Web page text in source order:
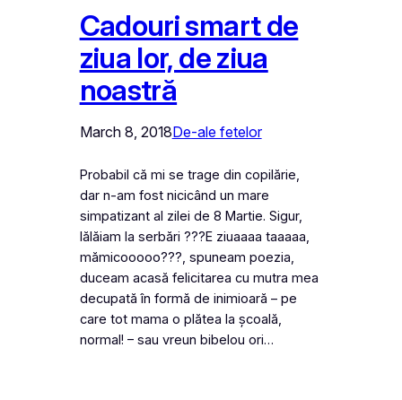
Cadouri smart de
ziua lor, de ziua
noastră
March 8, 2018De-ale fetelor
Probabil că mi se trage din copilărie,
dar n-am fost nicicând un mare
simpatizant al zilei de 8 Martie. Sigur,
lălăiam la serbări ???E ziuaaaa taaaaa,
mămicooooo???, spuneam poezia,
duceam acasă felicitarea cu mutra mea
decupată în formă de inimioară – pe
care tot mama o plătea la școală,
normal! – sau vreun bibelou ori…